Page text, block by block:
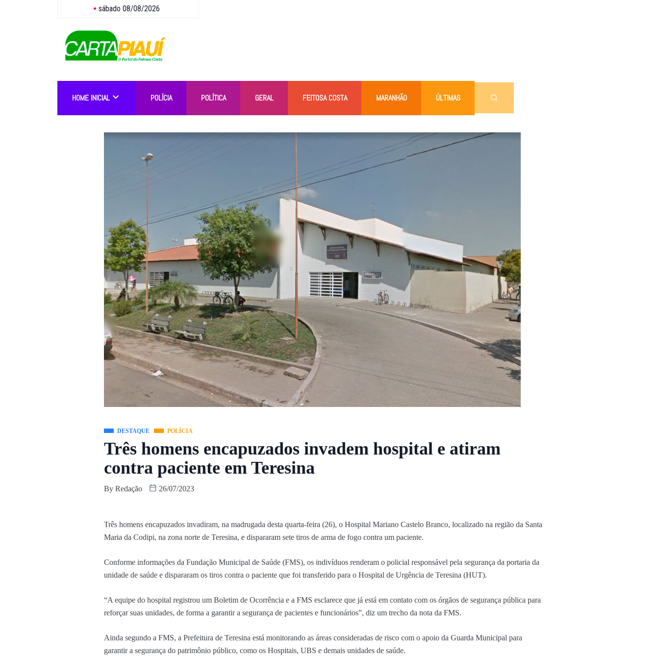
sábado 08/08/2026
HOME INICIAL POLÍCIA POLÍTICA GERAL FEITOSA COSTA MARANHÃO ÚLTIMAS
DESTAQUE POLÍCIA
Três homens encapuzados invadem hospital e atiram
contra paciente em Teresina
By Redação 26/07/2023
Três homens encapuzados invadiram, na madrugada desta quarta-feira (26), o Hospital Mariano Castelo Branco, localizado na região da Santa
Maria da Codipi, na zona norte de Teresina, e dispararam sete tiros de arma de fogo contra um paciente.
Conforme informações da Fundação Municipal de Saúde (FMS), os indivíduos renderam o policial responsável pela segurança da portaria da
unidade de saúde e dispararam os tiros contra o paciente que foi transferido para o Hospital de Urgência de Teresina (HUT).
“A equipe do hospital registrou um Boletim de Ocorrência e a FMS esclarece que já está em contato com os órgãos de segurança pública para
reforçar suas unidades, de forma a garantir a segurança de pacientes e funcionários”, diz um trecho da nota da FMS.
Ainda segundo a FMS, a Prefeitura de Teresina está monitorando as áreas consideradas de risco com o apoio da Guarda Municipal para
garantir a segurança do patrimônio público, como os Hospitais, UBS e demais unidades de saúde.